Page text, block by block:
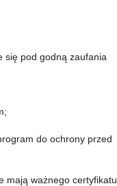
się pod godną zaufania
do ochrony przed
mają ważnego certyfikatu